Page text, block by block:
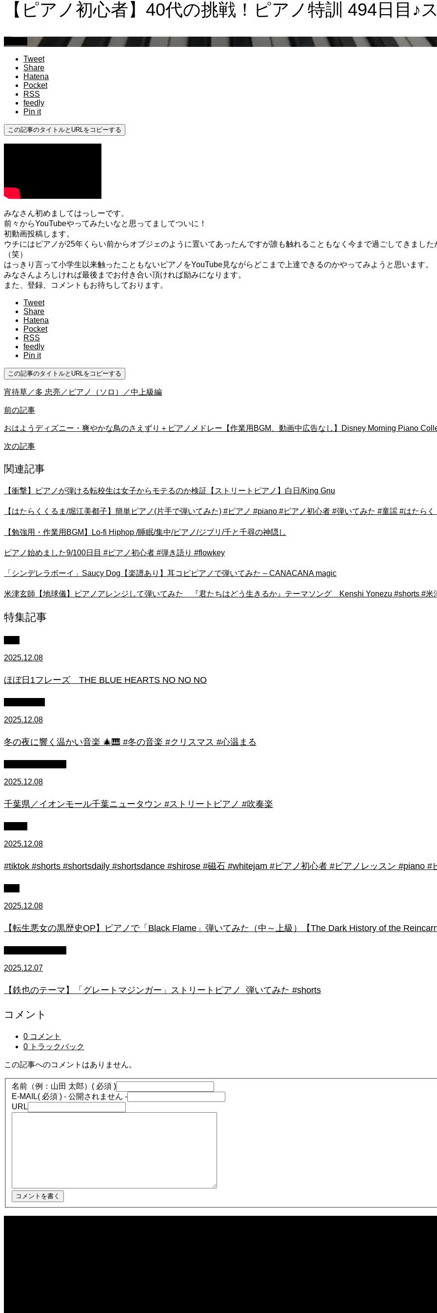
【ピアノ初心者】40代の挑戦！ピアノ特訓 494日目♪
Tweet
Share
Hatena
Pocket
RSS
feedly
Pin it
この記事のタイトルとURLをコピーする
みなさん初めましてはっしーです。
前々からYouTubeやってみたいなと思ってましてついに！
初動画投稿します。
ウチにはピアノが25年くらい前からオブジェのように置いてあったんですが誰も触れることもなく今まで過ごしてきまし
（笑）
はっきり言って小学生以来触ったこともないピアノをYouTube見ながらどこまで上達できるのかやってみようと思います。
みなさんよろしければ最後までお付き合い頂ければ励みになります。
また、登録、コメントもお待ちしております。
Tweet
Share
Hatena
Pocket
RSS
feedly
Pin it
この記事のタイトルとURLをコピーする
宵待草／多 忠亮／ピアノ（ソロ）／中上級編
前の記事
おはようディズニー・爽やかな鳥のさえずり＋ピアノメドレー【作業用BGM、動画中広告なし】Disney Morning Piano
次の記事
関連記事
【衝撃】ピアノが弾ける転校生は女子からモテるのか検証【ストリートピアノ】白日/King Gnu
【はたらくくるま/堀江美都子】簡単ピアノ(片手で弾いてみた) #ピアノ #piano #ピアノ初心者 #弾いてみた #童謡 #はたら
【勉強用・作業用BGM】Lo-fi Hiphop /睡眠/集中/ピアノ/ジブリ/千と千尋の神隠し
ピアノ始めました9/100日目 #ピアノ初心者 #弾き語り #flowkey
「シンデレラボーイ」Saucy Dog【楽譜あり】耳コピピアノで弾いてみた – CANACANA magic
米津玄師【地球儀】ピアノアレンジして弾いてみた 『君たちはどう生きるか』テーマソング Kenshi Yonezu #shorts #
特集記事
2025.12.08
ほぼ日1フレーズ THE BLUE HEARTS NO NO NO
2025.12.08
冬の夜に響く温かい音楽 🎄🎹 #冬の音楽 #クリスマス #心温まる
2025.12.08
千葉県／イオンモール千葉ニュータウン #ストリートピアノ #吹奏楽
2025.12.08
#tiktok #shorts #shortsdaily #shortsdance #shirose #磁石 #whitejam #ピアノ初心者 #ピアノレッスン #piano #
2025.12.08
【転生悪女の黒歴史OP】ピアノで「Black Flame」弾いてみた（中～上級）【The Dark History of the
2025.12.07
【鉄也のテーマ】「グレートマジンガー」ストリートピアノ 弾いてみた #shorts
コメント
0 コメント
0 トラックバック
この記事へのコメントはありません。
名前（例：山田 太郎） ( 必須 )
E-MAIL( 必須 ) - 公開されません -
URL